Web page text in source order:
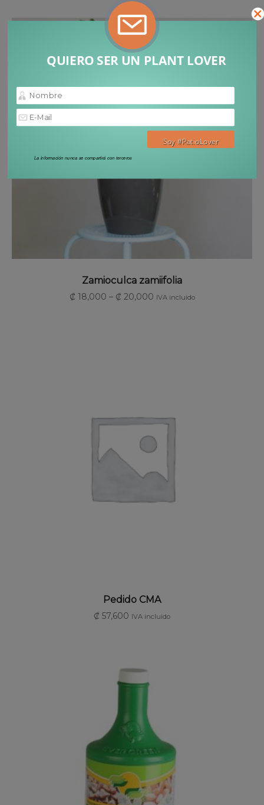
SELECCIONAR OPCIONES
Zamioculca zamiifolia
₡ 18,000 – ₡ 20,000 IVA incluido
AÑADIR AL CARRITO
Pedido CMA
₡ 57,600 IVA incluido
QUIERO SER UN PLANT LOVER
La información nunca se compartirá con terceros